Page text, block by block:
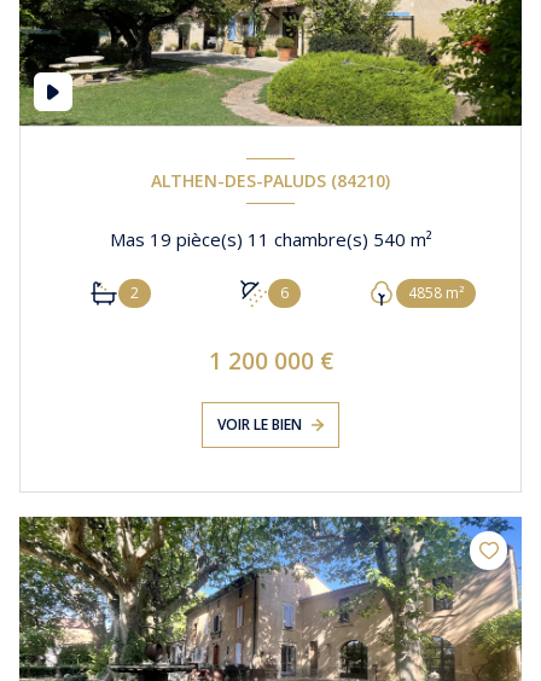
ALTHEN-DES-PALUDS (84210)
Mas 19 pièce(s) 11 chambre(s) 540 m²
2 6 4858 m²
1 200 000 €
VOIR LE BIEN